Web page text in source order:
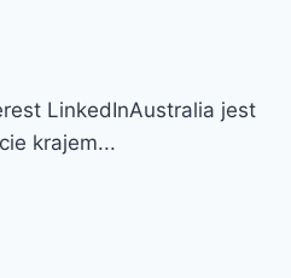
LinkedInAustralia jest
krajem...